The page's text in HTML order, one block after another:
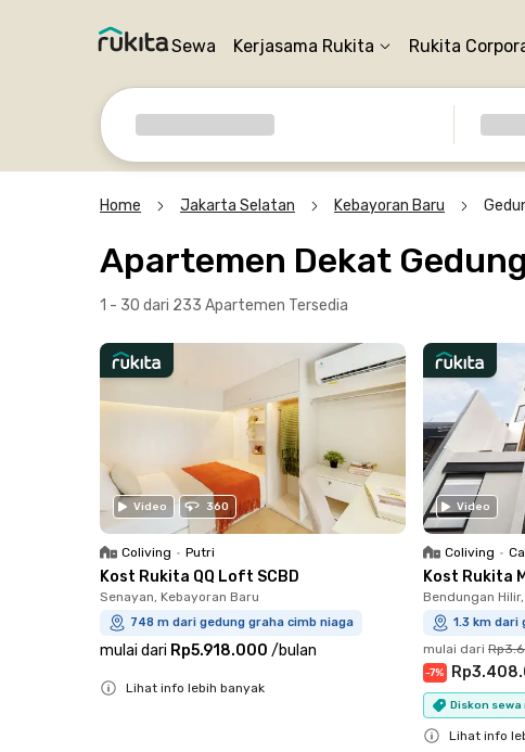
Sewa Kerjasama Rukita Rukita
Home Jakarta Selatan Kebayoran Baru
Apartemen Dekat
1 - 30 dari 233 Apartemen Tersedia
Video 360
Coliving • Putri
Kost Rukita QQ Loft SCBD
Senayan, Kebayoran Baru
748 m dari gedung graha cimb niaga
mulai dari Rp5.918.000 /bulan
Lihat info lebih banyak
Video
Coliving •
Kost Rukita
Bendungan
1.3 km dari
mulai dari
-7%
Diskon sewa
Lihat info